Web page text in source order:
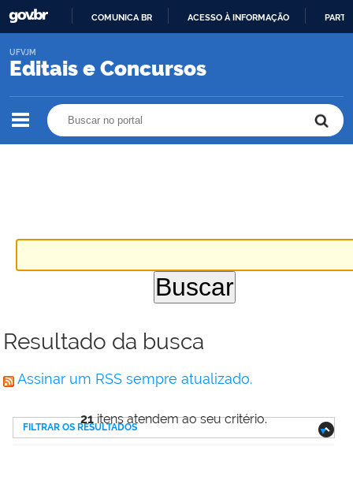
O
COMUNICA BR ACESSO À INFORMAÇÃO
Editais e Concursos
UFVJM
Resultado da busca
Assinar um RSS sempre atualizado.
21itens atendem ao seu critério.
FILTRAR OS RESULTADOS